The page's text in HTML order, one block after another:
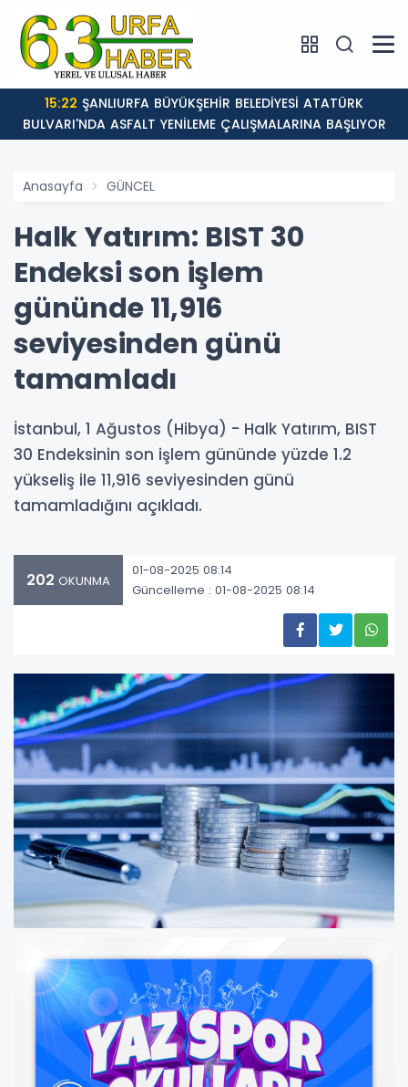
15:22
BULVARI'NDA ASFALT YENİLEME ÇALIŞMALARINA BAŞLIYOR
Anasayfa GÜNCEL
Halk Yatırım: BIST 30
Endeksi son işlem
gününde 11,916
seviyesinden günü
tamamladı
İstanbul, 1 Ağustos (Hibya) - Halk Yatırım, BIST
30 Endeksinin son işlem gününde yüzde 1.2
yükseliş ile 11,916 seviyesinden günü
tamamladığını açıkladı.
202 OKUNMA
01-08-2025 08:14
Güncelleme : 01-08-2025 08:14